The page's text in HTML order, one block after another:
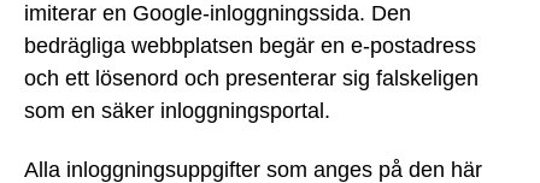
imiterar en Google-inloggningssida. Den
bedrägliga webbplatsen begär en e-postadress
och ett lösenord och presenterar sig falskeligen
som en säker inloggningsportal.
Alla inloggningsuppgifter som anges på den här